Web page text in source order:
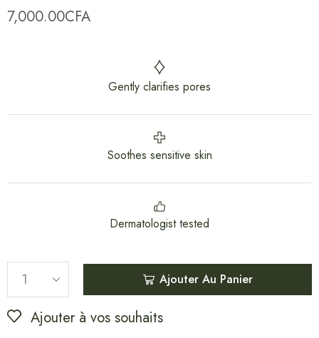
7,000.00CFA
Gently clarifies pores
Soothes sensitive skin
Dermatologist tested
Ajouter Au Panier
Ajouter à vos souhaits